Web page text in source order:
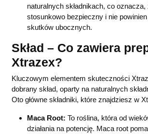
naturalnych składnikach, co oznacza,
stosunkowo bezpieczny i nie powinien
skutków ubocznych.
Skład – Co zawiera
Xtrazex?
Kluczowym elementem skuteczności
dobrany skład, oparty na naturalnych
Oto główne składniki, które znajdziesz w
Maca Root: To roślina, która od
działania na potencję. Maca root